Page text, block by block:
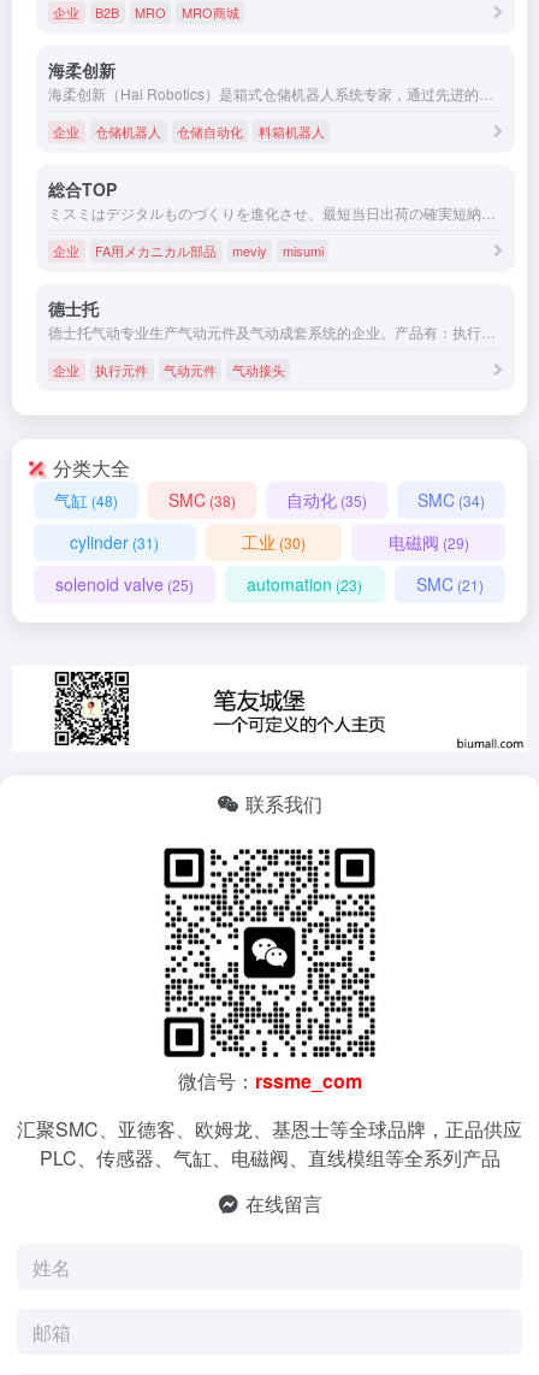
企业 B2B MRO MRO商城
海柔创新
企业 仓储机器人 仓储自动化 料箱机器人
総合TOP
企业 FA用メカニカル部品 meviy misumi
德士托
企业 执行元件 气动元件 气动接头
分类大全
气缸 (48) SMC (38) 自动化 (35) SMC (34)
cylinder (31) 工业 (30) 电磁阀 (29)
solenoid valve (25) automation (23) SMC(21)
联系我们
微信号： rssme_com
汇聚SMC、亚德客、欧姆龙、基恩士等全球品牌，正品供应
PLC、传感器、气缸、电磁阀、直线模组等全系列产品
在线留言